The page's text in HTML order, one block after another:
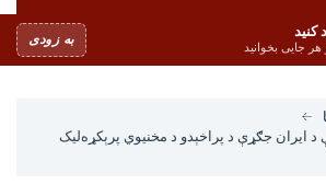
کنید
هر جایی بخوانید
به زودی
د ایران جګړې د پراخېدو د مخنیوي پرېکړه‌لیک